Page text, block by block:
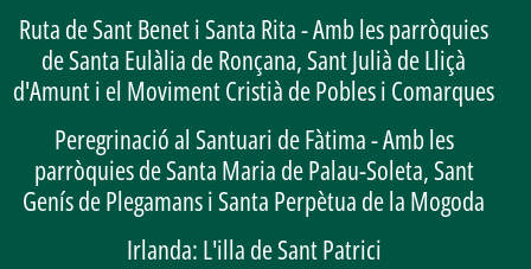
Ruta de Sant Benet i Santa Rita - Amb les parròquies
de Santa Eulàlia de Ronçana, Sant Julià de Lliçà
d'Amunt i el Moviment Cristià de Pobles i Comarques
Peregrinació al Santuari de Fàtima - Amb les
parròquies de Santa Maria de Palau-Soleta, Sant
Genís de Plegamans i Santa Perpètua de la Mogoda
Irlanda: L'illa de Sant Patrici